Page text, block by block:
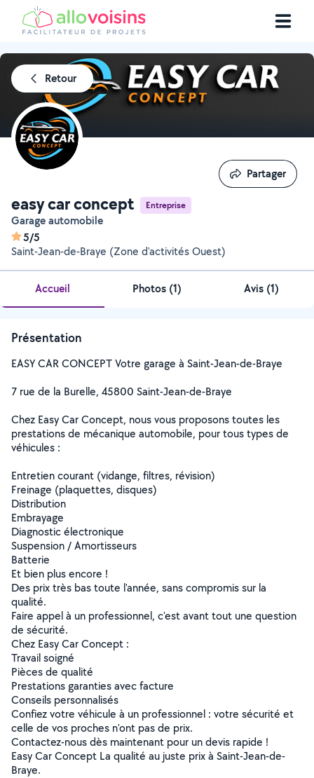
Retour
easy car concept Entreprise
Garage automobile
5/5
Saint-Jean-de-Braye (Zone d'activités Ouest)
Partager
Partager
Accueil Photos (1) Avis (1)
Présentation
EASY CAR CONCEPT Votre garage à Saint-Jean-de-Braye
7 rue de la Burelle, 45800 Saint-Jean-de-Braye
Chez Easy Car Concept, nous vous proposons toutes les
prestations de mécanique automobile, pour tous types de
véhicules :
Entretien courant (vidange, filtres, révision)
Freinage (plaquettes, disques)
Distribution
Embrayage
Diagnostic électronique
Suspension / Amortisseurs
Batterie
Et bien plus encore !
Des prix très bas toute l'année, sans compromis sur la
qualité.
Faire appel à un professionnel, c'est avant tout une question
de sécurité.
Chez Easy Car Concept :
Travail soigné
Pièces de qualité
Prestations garanties avec facture
Conseils personnalisés
Confiez votre véhicule à un professionnel : votre sécurité et
celle de vos proches n'ont pas de prix.
Contactez-nous dès maintenant pour un devis rapide !
Easy Car Concept La qualité au juste prix à Saint-Jean-de-
Braye.